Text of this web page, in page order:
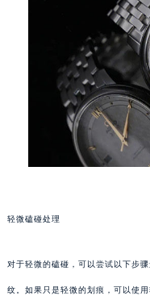
轻微磕碰处理
对于轻微的磕碰，可以尝试以下步
纹。如果只是轻微的划痕，可以使